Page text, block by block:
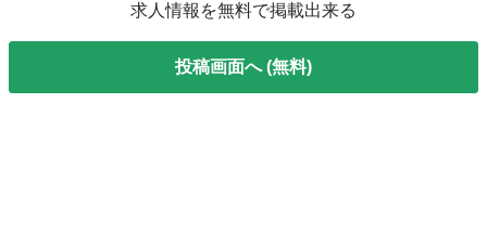
求人情報を無料で掲載出来る
投稿画面へ (無料)